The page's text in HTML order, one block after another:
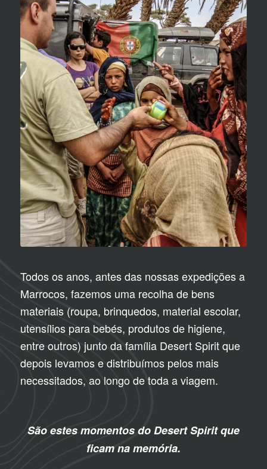
Todos os anos, antes das nossas expedições a
Marrocos, fazemos uma recolha de bens
materiais (roupa, brinquedos, material escolar,
utensílios para bebés, produtos de higiene,
entre outros) junto da família Desert Spirit que
depois levamos e distribuímos pelos mais
necessitados, ao longo de toda a viagem.
São estes momentos do Desert Spirit que
ficam na memória.